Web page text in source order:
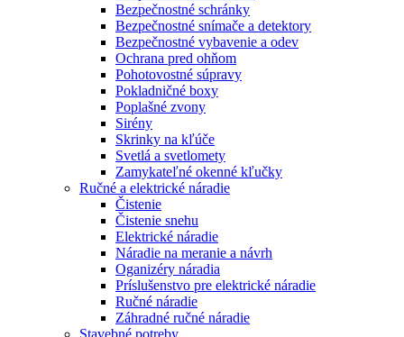
Bezpečnostné schránky
Bezpečnostné snímače a detektory
Bezpečnostné vybavenie a odev
Ochrana pred ohňom
Pohotovostné súpravy
Pokladničné boxy
Poplašné zvony
Sirény
Skrinky na kľúče
Svetlá a svetlomety
Zamykateľné okenné kľučky
Ručné a elektrické náradie
Čistenie
Čistenie snehu
Elektrické náradie
Náradie na meranie a návrh
Oganizéry náradia
Príslušenstvo pre elektrické náradie
Ručné náradie
Záhradné ručné náradie
Stavebné potreby